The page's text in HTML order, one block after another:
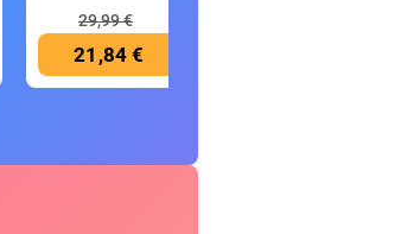
29,99 €
21,84 €